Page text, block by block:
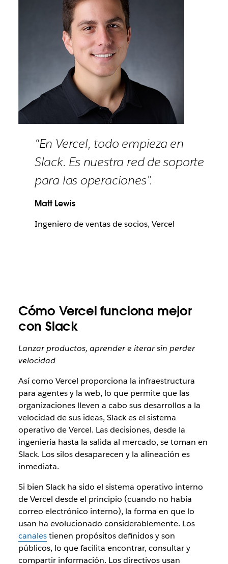
“En Vercel, todo empieza en
Slack. Es nuestra red de soporte
para las operaciones”.
Matt Lewis
Ingeniero de ventas de socios, Vercel
Cómo Vercel funciona mejor
con Slack
Lanzar productos, aprender e iterar sin perder
velocidad
Así como Vercel proporciona la infraestructura
para agentes y la web, lo que permite que las
organizaciones lleven a cabo sus desarrollos a la
velocidad de sus ideas, Slack es el sistema
operativo de Vercel. Las decisiones, desde la
ingeniería hasta la salida al mercado, se toman en
Slack. Los silos desaparecen y la alineación es
inmediata.
Si bien Slack ha sido el sistema operativo interno
de Vercel desde el principio (cuando no había
correo electrónico interno), la forma en que lo
usan ha evolucionado considerablemente. Los
canalestienen propósitos definidos y son
públicos, lo que facilita encontrar, consultar y
compartir información. Los directivos usan